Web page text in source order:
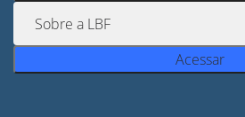
Acessar